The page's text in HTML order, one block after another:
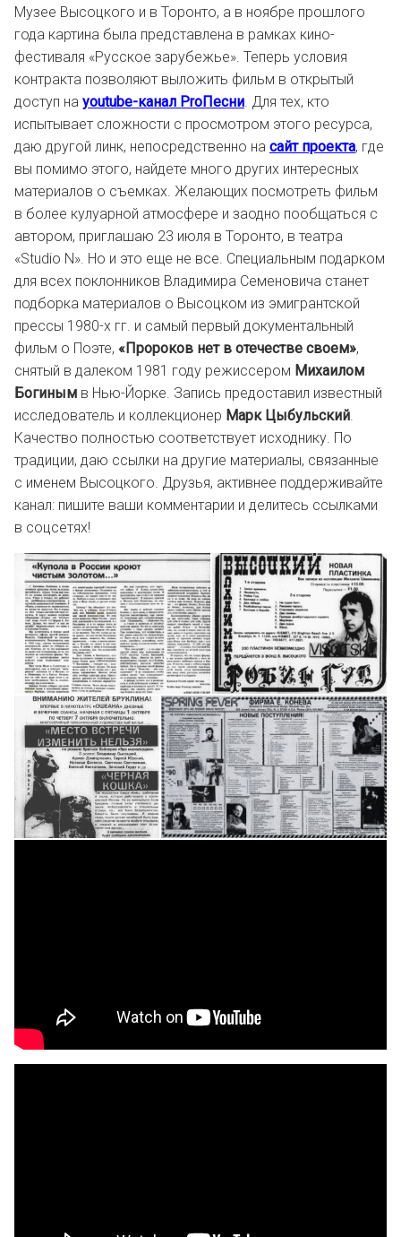
Музее Высоцкого и в Торонто, а в ноябре прошлого
года картина была представлена в рамках кино-
фестиваля «Русское зарубежье». Теперь условия
контракта позволяют выложить фильм в открытый
доступ на youtube-канал ProПесни. Для тех, кто
испытывает сложности с просмотром этого ресурса,
даю другой линк, непосредственно на сайт проекта, где
вы помимо этого, найдете много других интересных
материалов о съемках. Желающих посмотреть фильм
в более кулуарной атмосфере и заодно пообщаться с
автором, приглашаю 23 июля в Торонто, в театра
«Studio N». Но и это еще не все. Специальным подарком
для всех поклонников Владимира Семеновича станет
подборка материалов о Высоцком из эмигрантской
прессы 1980-х гг. и самый первый документальный
фильм о Поэте, «Пророков нет в отечестве своем»,
снятый в далеком 1981 году режиссером Михаилом
Богиным в Нью-Йорке. Запись предоставил известный
исследователь и коллекционер Марк Цыбульский.
Качество полностью соответствует исходнику. По
традиции, даю ссылки на другие материалы, связанные
с именем Высоцкого. Друзья, активнее поддерживайте
канал: пишите ваши комментарии и делитесь ссылками
в соцсетях!